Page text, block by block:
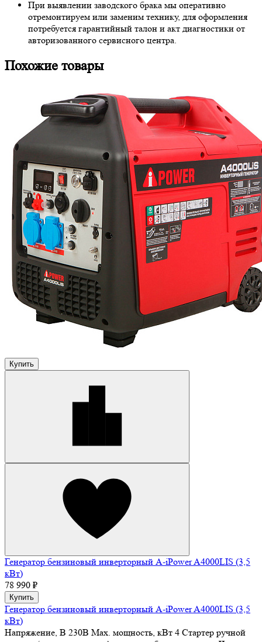
При выявлении заводского брака мы оперативно
отремонтируем или заменим технику, для оформления
потребуется гарантийный талон и акт диагностики от
авторизованного сервисного центра.
Похожие товары
Купить
Генератор бензиновый инверторный A-iPower A4000LIS (3,5
кВт)
78 990 ₽
Купить
Генератор бензиновый инверторный A-iPower A4000LIS (3,5
кВт)
Напряжение, В 230В Max. мощность, кВт 4 Стартер ручной